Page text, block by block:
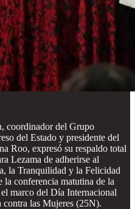
coordinador del Grupo
del Estado y presidente del
Roo, expresó su respaldo total
Lezama de adherirse al
la Tranquilidad y la Felicidad
la conferencia matutina de la
marco del Día Internacional
las Mujeres (25N).